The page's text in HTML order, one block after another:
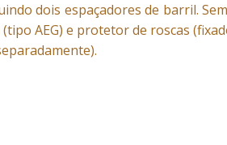
dois espaçadores de barril.
AEG) e protetor de roscas